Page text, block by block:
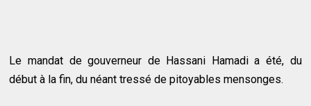
Le mandat de gouverneur de Hassani Hamadi a été, du
début à la fin, du néant tressé de pitoyables mensonges.